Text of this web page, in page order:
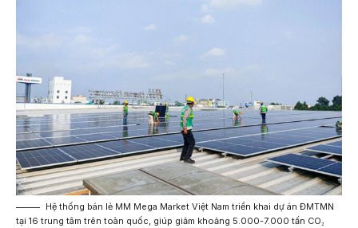
Hệ thống bán lẻ MM Mega Market Việt Nam triển khai dự án ĐMTMN
tại 16 trung tâm trên toàn quốc, giúp giảm khoảng 5.000-7.000 tấn CO₂